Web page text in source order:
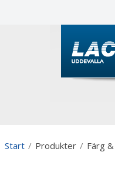
Start / Produkter / Färg